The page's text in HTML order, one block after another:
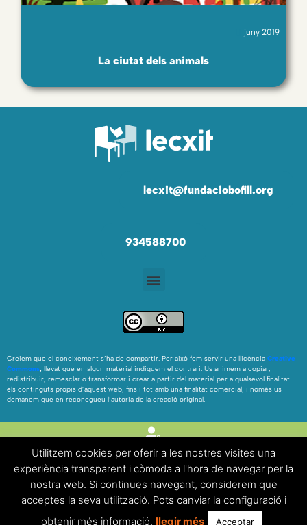
juny 2019
La ciutat dels animals
lecxit@fundaciobofill.org
934588700
Creiem que el coneixement s’ha de compartir. Per això fem servir una llicència Creative
Commons, llevat que en algun material indiquem el contrari. Us animem a copiar,
redistribuir, remesclar o transformar i crear a partir del material per a qualsevol finalitat
els continguts propis d’aquest web, fins i tot amb una finalitat comercial, i només us
demanem que en reconegueu l’autoria de la creació original.
FAQ’S |Avís legal|Política de cookies
Utilitzem cookies per oferir a les nostres visites una
experiència transparent i còmoda a l'hora de navegar per la
nostra web. Si continues navegant, considerem que
acceptes la seva utilització. Pots canviar la configuració i
obtenir més informació. llegir més Acceptar